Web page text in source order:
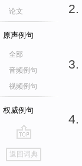
论文
原声例句
全部
音频例句
视频例句
权威例句
go
top
返回词典